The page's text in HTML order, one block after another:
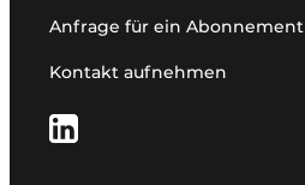
Anfrage für ein Abonnement
Kontakt aufnehmen